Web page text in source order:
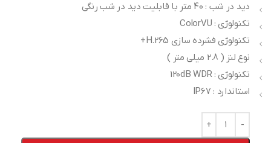
دید در شب : 40 متر با قابلیت دید در شب رنگی
تکنولوژی : ColorVU
تکنولوژی فشرده سازی H.265+
نوع لنز ( 2.8 میلی متر )
تکنولوژی : 120dB WDR
استاندارد : IP67